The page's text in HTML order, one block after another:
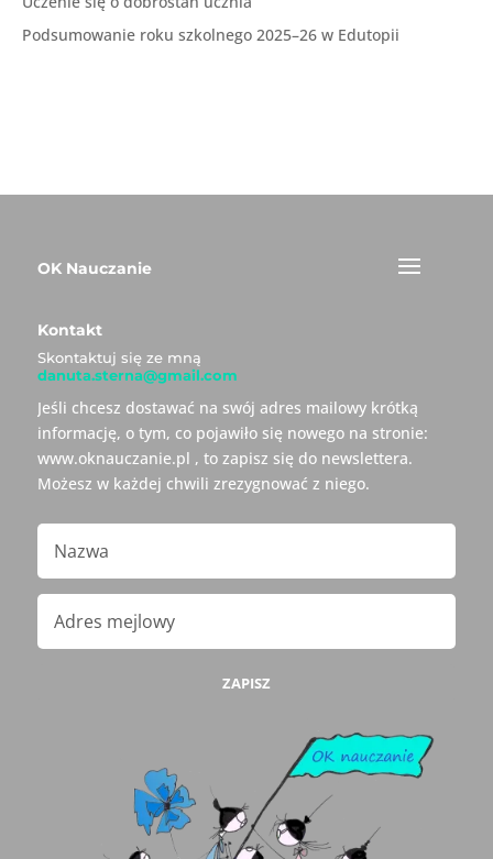
Podsumowanie roku szkolnego 2025–26 w Edutopii
OK Nauczanie
Kontakt
Skontaktuj się ze mną
danuta.sterna@gmail.com
Jeśli chcesz dostawać na swój adres mailowy krótką
informację, o tym, co pojawiło się nowego na stronie:
www.oknauczanie.pl , to zapisz się do newslettera.
Możesz w każdej chwili zrezygnować z niego.
ZAPISZ